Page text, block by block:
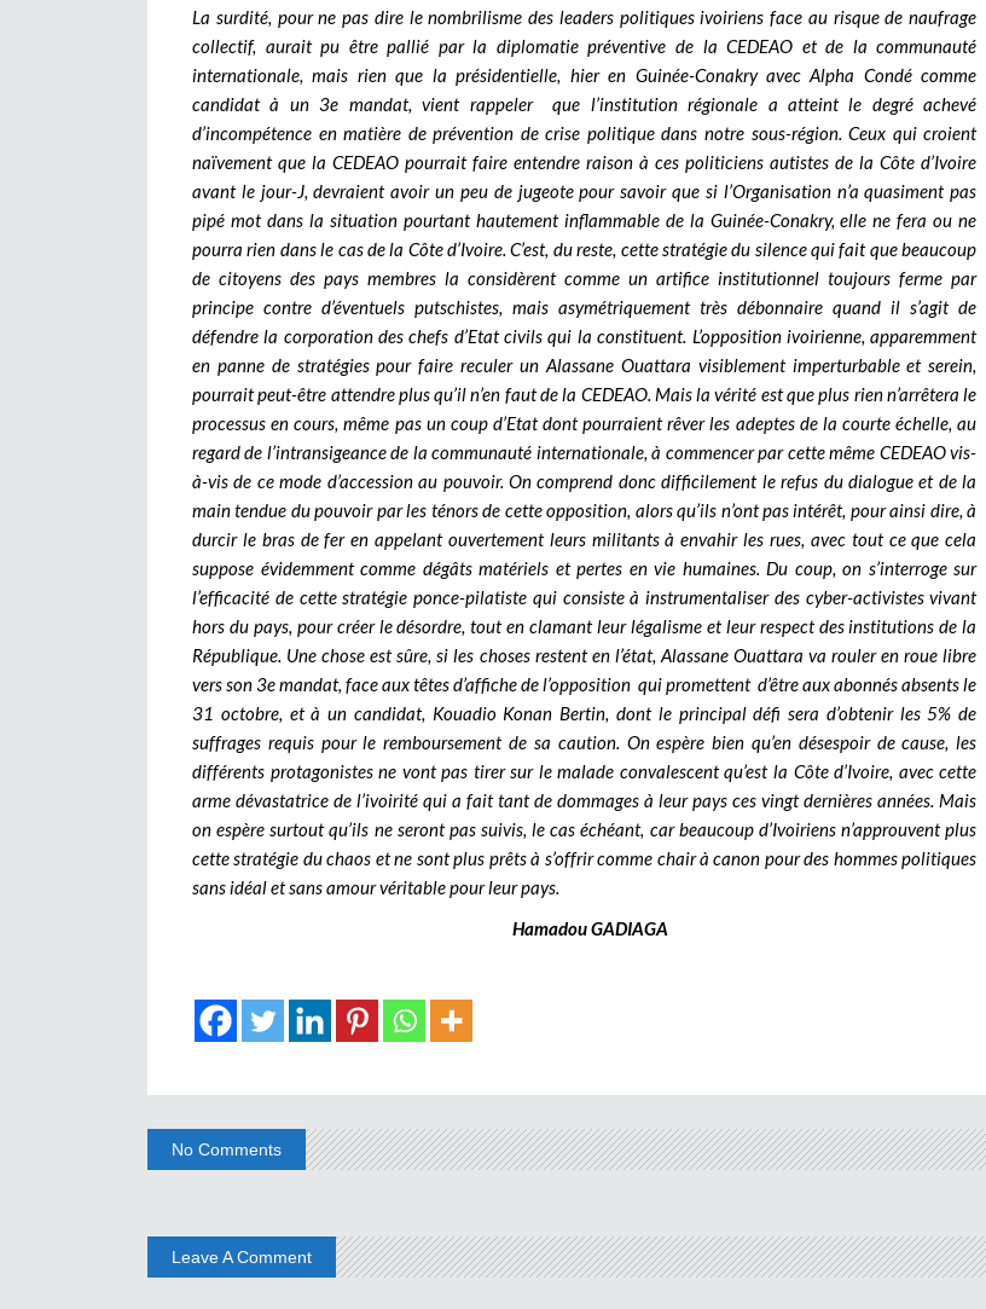
La surdité, pour ne pas dire le nombrilisme des leaders politiques ivoiriens face au risque de naufrage
collectif, aurait pu être pallié par la diplomatie préventive de la CEDEAO et de la communauté
internationale, mais rien que la présidentielle, hier en Guinée-Conakry avec Alpha Condé comme
candidat à un 3e mandat, vient rappeler que l’institution régionale a atteint le degré achevé
d’incompétence en matière de prévention de crise politique dans notre sous-région. Ceux qui croient
naïvement que la CEDEAO pourrait faire entendre raison à ces politiciens autistes de la Côte d’Ivoire
avant le jour-J, devraient avoir un peu de jugeote pour savoir que si l’Organisation n’a quasiment pas
pipé mot dans la situation pourtant hautement inflammable de la Guinée-Conakry, elle ne fera ou ne
pourra rien dans le cas de la Côte d’Ivoire. C’est, du reste, cette stratégie du silence qui fait que beaucoup
de citoyens des pays membres la considèrent comme un artifice institutionnel toujours ferme par
principe contre d’éventuels putschistes, mais asymétriquement très débonnaire quand il s’agit de
défendre la corporation des chefs d’Etat civils qui la constituent. L’opposition ivoirienne, apparemment
en panne de stratégies pour faire reculer un Alassane Ouattara visiblement imperturbable et serein,
pourrait peut-être attendre plus qu’il n’en faut de la CEDEAO. Mais la vérité est que plus rien n’arrêtera le
processus en cours, même pas un coup d’Etat dont pourraient rêver les adeptes de la courte échelle, au
regard de l’intransigeance de la communauté internationale, à commencer par cette même CEDEAO vis-
à-vis de ce mode d’accession au pouvoir. On comprend donc difficilement le refus du dialogue et de la
main tendue du pouvoir par les ténors de cette opposition, alors qu’ils n’ont pas intérêt, pour ainsi dire, à
durcir le bras de fer en appelant ouvertement leurs militants à envahir les rues, avec tout ce que cela
suppose évidemment comme dégâts matériels et pertes en vie humaines. Du coup, on s’interroge sur
l’efficacité de cette stratégie ponce-pilatiste qui consiste à instrumentaliser des cyber-activistes vivant
hors du pays, pour créer le désordre, tout en clamant leur légalisme et leur respect des institutions de la
République. Une chose est sûre, si les choses restent en l’état, Alassane Ouattara va rouler en roue libre
vers son 3e mandat, face aux têtes d’affiche de l’opposition qui promettent d’être aux abonnés absents le
31 octobre, et à un candidat, Kouadio Konan Bertin, dont le principal défi sera d’obtenir les 5% de
suffrages requis pour le remboursement de sa caution. On espère bien qu’en désespoir de cause, les
différents protagonistes ne vont pas tirer sur le malade convalescent qu’est la Côte d’Ivoire, avec cette
arme dévastatrice de l’ivoirité qui a fait tant de dommages à leur pays ces vingt dernières années. Mais
on espère surtout qu’ils ne seront pas suivis, le cas échéant, car beaucoup d’Ivoiriens n’approuvent plus
cette stratégie du chaos et ne sont plus prêts à s’offrir comme chair à canon pour des hommes politiques
sans idéal et sans amour véritable pour leur pays.
Hamadou GADIAGA
No Comments
Leave A Comment